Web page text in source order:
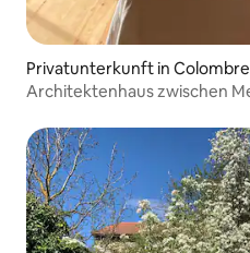
Privatunterkunft in
Architektenhaus zwischen